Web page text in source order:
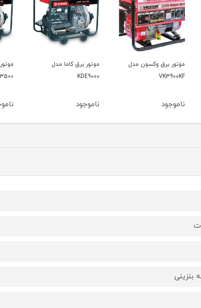
موتور برق کاما مدل
KDE9000
ناموجود
موتور برق کاما مدل
KDE3500
ناموجود
بنزینی